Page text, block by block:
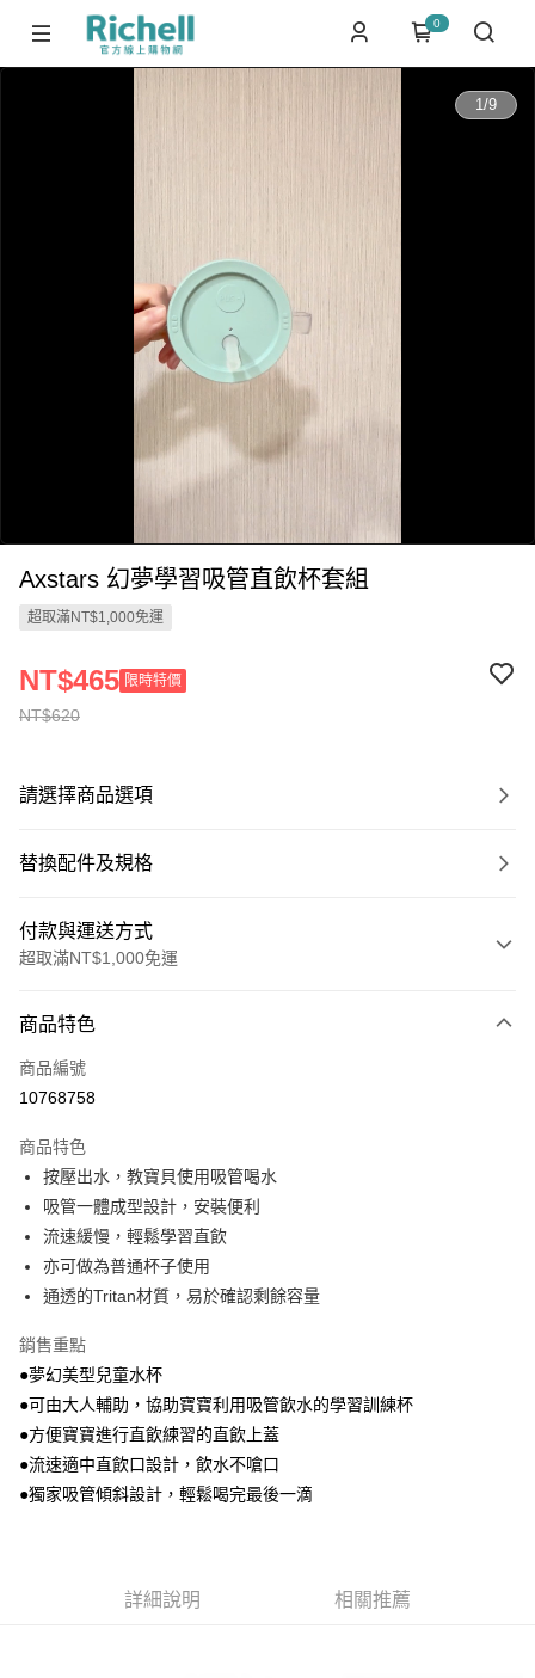
0
0:00
1/9
Axstars 幻夢學習吸管直飲杯套組
超取滿NT$1,000免運
NT$620
NT$465 限時特價
請選擇商品選項
替換配件及規格
付款與運送方式
超取滿NT$1,000免運
信用卡一次付款
LINE Pay
街口支付
ATM付款
運送方式
每筆NT$100，滿NT$1,000(含以上)免運費
付款後萊爾富取貨
付款後7-11取貨
每筆NT$100，滿NT$1,000(含以上)免運費
商品特色
商品編號
10768758
商品特色
按壓出水，教寶貝使用吸管喝水
吸管一體成型設計，安裝便利
流速緩慢，輕鬆學習直飲
亦可做為普通杯子使用
通透的Tritan材質，易於確認剩餘容量
銷售重點
●夢幻美型兒童水杯
●可由大人輔助，協助寶寶利用吸管飲水的學習訓練杯
●方便寶寶進行直飲練習的直飲上蓋
●流速適中直飲口設計，飲水不嗆口
●獨家吸管傾斜設計，輕鬆喝完最後一滴
詳細說明 相關推薦